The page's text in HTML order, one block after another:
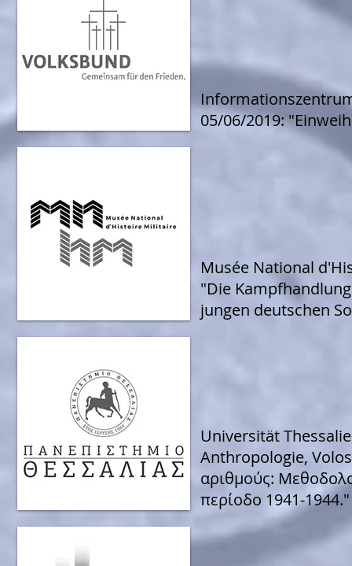
05/06/2019:
Musée National
"Die
jungen deutschen
Universität
Anthropologie,
αριθμούς:
περίοδο 1941-1944."